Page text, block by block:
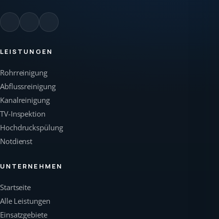
LEISTUNGEN
Rohrreinigung
Abflussreinigung
Kanalreinigung
TV-Inspektion
Hochdruckspülung
Notdienst
UNTERNEHMEN
Startseite
Alle Leistungen
Einsatzgebiete